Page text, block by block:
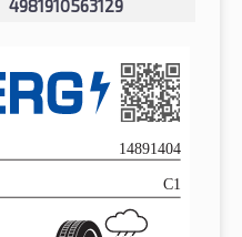
4981910563129